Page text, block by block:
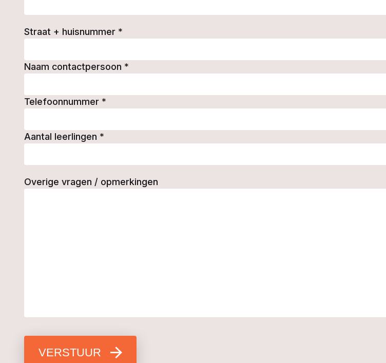
Straat + huisnummer *
Naam contactpersoon *
Telefoonnummer *
Aantal leerlingen *
Overige vragen / opmerkingen
VERSTUUR